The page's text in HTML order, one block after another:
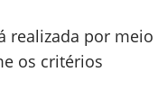
realizada por meio
os critérios